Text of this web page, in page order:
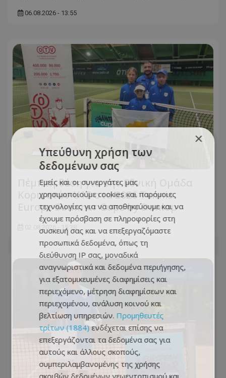
06.08.2026 - 13:55
Πέμπτη θέση για την Εθνική Ομάδα
Κοριτσιών U12 στα 2026 Tennis
Europe Summer Cups by Dunlop
02.08.2026 - 15:38
×
Υπεύθυνη χρήση των
δεδομένων σας
Εμείς και οι συνεργάτες μας
χρησιμοποιούμε cookies και παρόμοιες
τεχνολογίες για να αποθηκεύουμε και να
έχουμε πρόσβαση σε πληροφορίες στη
συσκευή σας και να επεξεργαζόμαστε
προσωπικά δεδομένα, όπως τη
διεύθυνση IP σας, μοναδικά
αναγνωριστικά και δεδομένα περιήγησης,
για εξατομικευμένες διαφημίσεις και
περιεχόμενο, μέτρηση διαφημίσεων και
περιεχομένου, ανάλυση κοινού και
βελτίωση υπηρεσιών. Προμηθευτές
τρίτων (1884)ενδέχεται επίσης να
επεξεργάζονται τα δεδομένα σας για
αυτούς και άλλους σκοπούς,
συμπεριλαμβανομένης της χρήσης
ακριβών δεδομένων γεωεντοπισμού και